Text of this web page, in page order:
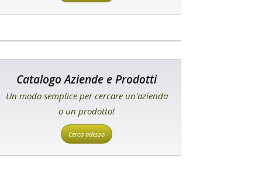
Catalogo Aziende e Prodotti
Un modo semplice per cercare un'azienda
o un prodotto!
Cerca adesso